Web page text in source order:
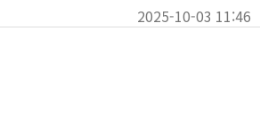
2025-10-03 11:46